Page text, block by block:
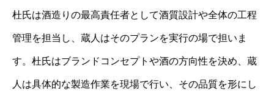
杜氏は酒造りの最高責任者として酒質設計や全体の工程
管理を担当し、蔵人はそのプランを実行の場で担いま
す。杜氏はブランドコンセプトや酒の方向性を決め、蔵
人は具体的な製造作業を現場で行い、その品質を形にし